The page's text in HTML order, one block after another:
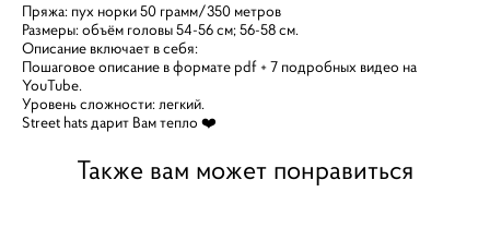
Пряжа: пух норки 50 грамм/350 метров
Размеры: объём головы 54-56 см; 56-58 см.
Описание включает в себя:
Пошаговое описание в формате pdf + 7 подробных видео на
YouTube.
Уровень сложности: легкий.
Street hats дарит Вам тепло ❤️
Также вам может понравиться